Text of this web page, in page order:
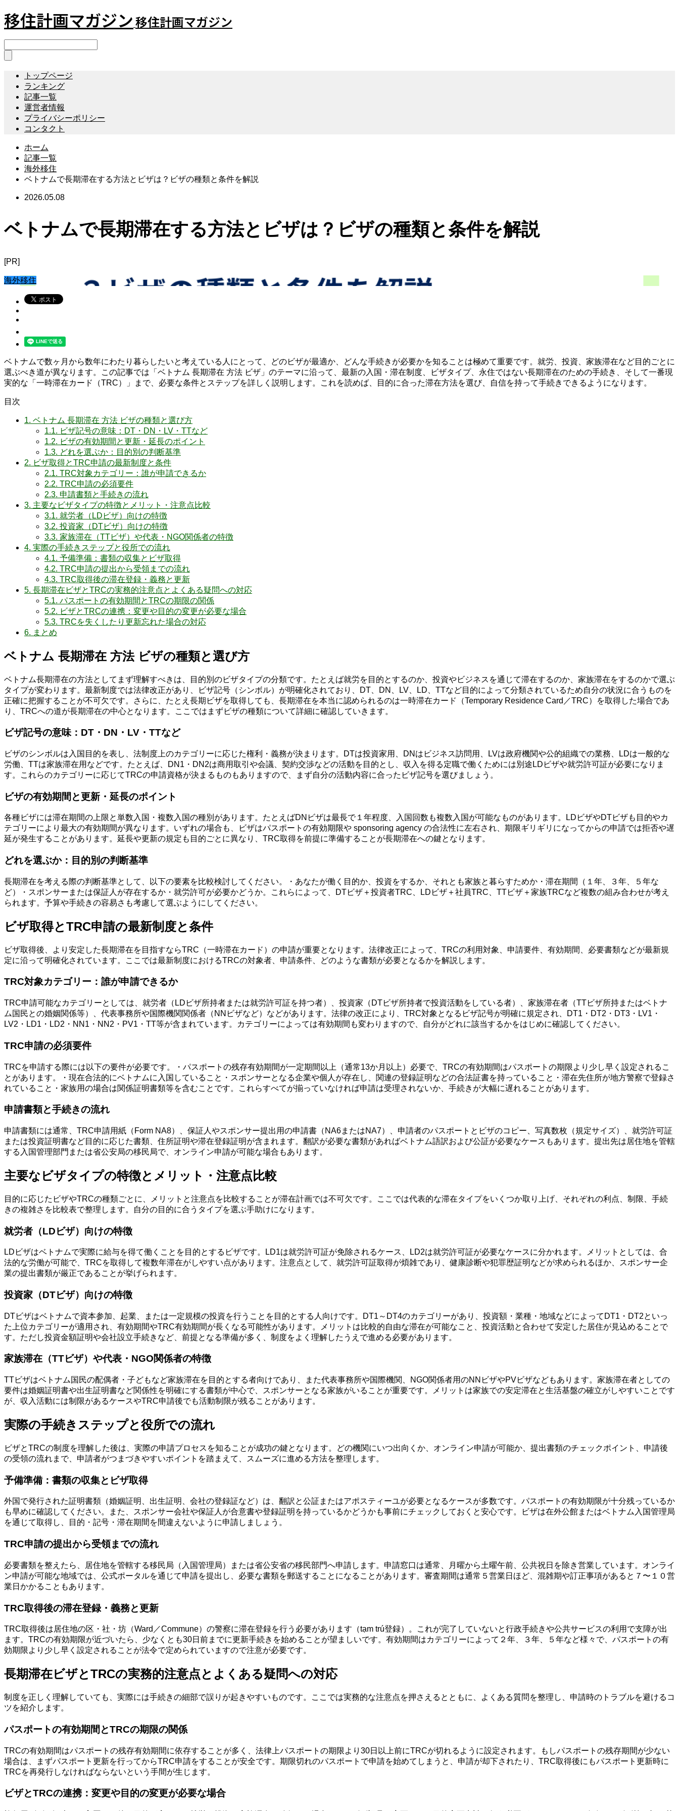
移住計画マガジン移住計画マガジン
トップページ
ランキング
記事一覧
運営者情報
プライバシーポリシー
コンタクト
ホーム
記事一覧
海外移住
ベトナムで長期滞在する方法とビザは？ビザの種類と条件を解説
2026.05.08
ベトナムで長期滞在する方法とビザは？ビザの種類と条件を解説
[PR]
海外移住
ベトナムで数ヶ月から数年にわたり暮らしたいと考えている人にとって、どのビザが最適か、どんな手続きが必要かを知ることは極めて重要です。就労、投資、家族滞在など目的ごとに
選ぶべき道が異なります。この記事では「ベトナム 長期滞在 方法 ビザ」のテーマに沿って、最新の入国・滞在制度、ビザタイプ、永住ではない長期滞在のための手続き、そして一番現
実的な「一時滞在カード（TRC）」まで、必要な条件とステップを詳しく説明します。これを読めば、目的に合った滞在方法を選び、自信を持って手続きできるようになります。
目次
1. ベトナム 長期滞在 方法 ビザの種類と選び方
1.1. ビザ記号の意味：DT・DN・LV・TTなど
1.2. ビザの有効期間と更新・延長のポイント
1.3. どれを選ぶか：目的別の判断基準
2. ビザ取得とTRC申請の最新制度と条件
2.1. TRC対象カテゴリー：誰が申請できるか
2.2. TRC申請の必須要件
2.3. 申請書類と手続きの流れ
3. 主要なビザタイプの特徴とメリット・注意点比較
3.1. 就労者（LDビザ）向けの特徴
3.2. 投資家（DTビザ）向けの特徴
3.3. 家族滞在（TTビザ）や代表・NGO関係者の特徴
4. 実際の手続きステップと役所での流れ
4.1. 予備準備：書類の収集とビザ取得
4.2. TRC申請の提出から受領までの流れ
4.3. TRC取得後の滞在登録・義務と更新
5. 長期滞在ビザとTRCの実務的注意点とよくある疑問への対応
5.1. パスポートの有効期間とTRCの期限の関係
5.2. ビザとTRCの連携：変更や目的の変更が必要な場合
5.3. TRCを失くしたり更新忘れた場合の対応
6. まとめ
ベトナム 長期滞在 方法 ビザの種類と選び方
ベトナム長期滞在の方法としてまず理解すべきは、目的別のビザタイプの分類です。たとえば就労を目的とするのか、投資やビジネスを通じて滞在するのか、家族滞在をするのかで選ぶ
タイプが変わります。最新制度では法律改正があり、ビザ記号（シンボル）が明確化されており、DT、DN、LV、LD、TTなど目的によって分類されているため自分の状況に合うものを
正確に把握することが不可欠です。さらに、たとえ長期ビザを取得しても、長期滞在を本当に認められるのは一時滞在カード（Temporary Residence Card／TRC）を取得した場合であ
り、TRCへの道が長期滞在の中心となります。ここではまずビザの種類について詳細に確認していきます。
ビザ記号の意味：DT・DN・LV・TTなど
ビザのシンボルは入国目的を表し、法制度上のカテゴリーに応じた権利・義務が決まります。DTは投資家用、DNはビジネス訪問用、LVは政府機関や公的組織での業務、LDは一般的な
労働、TTは家族滞在用などです。たとえば、DN1・DN2は商用取引や会議、契約交渉などの活動を目的とし、収入を得る定職で働くためには別途LDビザや就労許可証が必要になりま
す。これらのカテゴリーに応じてTRCの申請資格が決まるものもありますので、まず自分の活動内容に合ったビザ記号を選びましょう。
ビザの有効期間と更新・延長のポイント
各種ビザには滞在期間の上限と単数入国・複数入国の種別があります。たとえばDNビザは最長で１年程度、入国回数も複数入国が可能なものがあります。LDビザやDTビザも目的やカ
テゴリーにより最大の有効期間が異なります。いずれの場合も、ビザはパスポートの有効期限や sponsoring agency の合法性に左右され、期限ギリギリになってからの申請では拒否や遅
延が発生することがあります。延長や更新の規定も目的ごとに異なり、TRC取得を前提に準備することが長期滞在への鍵となります。
どれを選ぶか：目的別の判断基準
長期滞在を考える際の判断基準として、以下の要素を比較検討してください。・あなたが働く目的か、投資をするか、それとも家族と暮らすためか・滞在期間（１年、３年、５年な
ど）・スポンサーまたは保証人が存在するか・就労許可が必要かどうか。これらによって、DTビザ＋投資者TRC、LDビザ＋社員TRC、TTビザ＋家族TRCなど複数の組み合わせが考え
られます。予算や手続きの容易さも考慮して選ぶようにしてください。
ビザ取得とTRC申請の最新制度と条件
ビザ取得後、より安定した長期滞在を目指すならTRC（一時滞在カード）の申請が重要となります。法律改正によって、TRCの利用対象、申請要件、有効期間、必要書類などが最新規
定に沿って明確化されています。ここでは最新制度におけるTRCの対象者、申請条件、どのような書類が必要となるかを解説します。
TRC対象カテゴリー：誰が申請できるか
TRC申請可能なカテゴリーとしては、就労者（LDビザ所持者または就労許可証を持つ者）、投資家（DTビザ所持者で投資活動をしている者）、家族滞在者（TTビザ所持またはベトナ
ム国民との婚姻関係等）、代表事務所や国際機関関係者（NNビザなど）などがあります。法律の改正により、TRC対象となるビザ記号が明確に規定され、DT1・DT2・DT3・LV1・
LV2・LD1・LD2・NN1・NN2・PV1・TT等が含まれています。カテゴリーによっては有効期間も変わりますので、自分がどれに該当するかをはじめに確認してください。
TRC申請の必須要件
TRCを申請する際には以下の要件が必要です。・パスポートの残存有効期間が一定期間以上（通常13か月以上）必要で、TRCの有効期間はパスポートの期限より少し早く設定されるこ
とがあります。・現在合法的にベトナムに入国していること・スポンサーとなる企業や個人が存在し、関連の登録証明などの合法証書を持っていること・滞在先住所が地方警察で登録さ
れていること・家族用の場合は関係証明書類等を含むことです。これらすべてが揃っていなければ申請は受理されないか、手続きが大幅に遅れることがあります。
申請書類と手続きの流れ
申請書類には通常、TRC申請用紙（Form NA8）、保証人やスポンサー提出用の申請書（NA6またはNA7）、申請者のパスポートとビザのコピー、写真数枚（規定サイズ）、就労許可証
または投資証明書など目的に応じた書類、住所証明や滞在登録証明が含まれます。翻訳が必要な書類があればベトナム語訳および公証が必要なケースもあります。提出先は居住地を管轄
する入国管理部門または省公安局の移民局で、オンライン申請が可能な場合もあります。
主要なビザタイプの特徴とメリット・注意点比較
目的に応じたビザやTRCの種類ごとに、メリットと注意点を比較することが滞在計画では不可欠です。ここでは代表的な滞在タイプをいくつか取り上げ、それぞれの利点、制限、手続
きの複雑さを比較表で整理します。自分の目的に合うタイプを選ぶ手助けになります。
就労者（LDビザ）向けの特徴
LDビザはベトナムで実際に給与を得て働くことを目的とするビザです。LD1は就労許可証が免除されるケース、LD2は就労許可証が必要なケースに分かれます。メリットとしては、合
法的な労働が可能で、TRCを取得して複数年滞在がしやすい点があります。注意点として、就労許可証取得が煩雑であり、健康診断や犯罪歴証明などが求められるほか、スポンサー企
業の提出書類が厳正であることが挙げられます。
投資家（DTビザ）向けの特徴
DTビザはベトナムで資本参加、起業、または一定規模の投資を行うことを目的とする人向けです。DT1～DT4のカテゴリーがあり、投資額・業種・地域などによってDT1・DT2といっ
た上位カテゴリーが適用され、有効期間やTRC有効期間が長くなる可能性があります。メリットは比較的自由な滞在が可能なこと、投資活動と合わせて安定した居住が見込めることで
す。ただし投資金額証明や会社設立手続きなど、前提となる準備が多く、制度をよく理解したうえで進める必要があります。
家族滞在（TTビザ）や代表・NGO関係者の特徴
TTビザはベトナム国民の配偶者・子どもなど家族滞在を目的とする者向けであり、また代表事務所や国際機関、NGO関係者用のNNビザやPVビザなどもあります。家族滞在者としての
要件は婚姻証明書や出生証明書など関係性を明確にする書類が中心で、スポンサーとなる家族がいることが重要です。メリットは家族での安定滞在と生活基盤の確立がしやすいことです
が、収入活動には制限があるケースやTRC申請後でも活動制限が残ることがあります。
実際の手続きステップと役所での流れ
ビザとTRCの制度を理解した後は、実際の申請プロセスを知ることが成功の鍵となります。どの機関にいつ出向くか、オンライン申請が可能か、提出書類のチェックポイント、申請後
の受領の流れまで、申請者がつまづきやすいポイントを踏まえて、スムーズに進める方法を整理します。
予備準備：書類の収集とビザ取得
外国で発行された証明書類（婚姻証明、出生証明、会社の登録証など）は、翻訳と公証またはアポスティーユが必要となるケースが多数です。パスポートの有効期限が十分残っているか
も早めに確認してください。また、スポンサー会社や保証人が合意書や登録証明を持っているかどうかも事前にチェックしておくと安心です。ビザは在外公館またはベトナム入国管理局
を通じて取得し、目的・記号・滞在期間を間違えないように申請しましょう。
TRC申請の提出から受領までの流れ
必要書類を整えたら、居住地を管轄する移民局（入国管理局）または省公安省の移民部門へ申請します。申請窓口は通常、月曜から土曜午前、公共祝日を除き営業しています。オンライ
ン申請が可能な地域では、公式ポータルを通じて申請を提出し、必要な書類を郵送することになることがあります。審査期間は通常５営業日ほど、混雑期や訂正事項があると７〜１０営
業日かかることもあります。
TRC取得後の滞在登録・義務と更新
TRC取得後は居住地の区・社・坊（Ward／Commune）の警察に滞在登録を行う必要があります（tạm trú登録）。これが完了していないと行政手続きや公共サービスの利用で支障が出
ます。TRCの有効期限が近づいたら、少なくとも30日前までに更新手続きを始めることが望ましいです。有効期間はカテゴリーによって２年、３年、５年など様々で、パスポートの有
効期限より少し早く設定されることが法令で定められていますので注意が必要です。
長期滞在ビザとTRCの実務的注意点とよくある疑問への対応
制度を正しく理解していても、実際には手続きの細部で誤りが起きやすいものです。ここでは実務的な注意点を押さえるとともに、よくある質問を整理し、申請時のトラブルを避けるコ
ツを紹介します。
パスポートの有効期間とTRCの期限の関係
TRCの有効期間はパスポートの残存有効期間に依存することが多く、法律上パスポートの期限より30日以上前にTRCが切れるように設定されます。もしパスポートの残存期間が少ない
場合は、まずパスポート更新を行ってからTRC申請をすることが安全です。期限切れのパスポートで申請を始めてしまうと、申請が却下されたり、TRC取得後にもパスポート更新時に
TRCを再発行しなければならないという手間が生じます。
ビザとTRCの連携：変更や目的の変更が必要な場合